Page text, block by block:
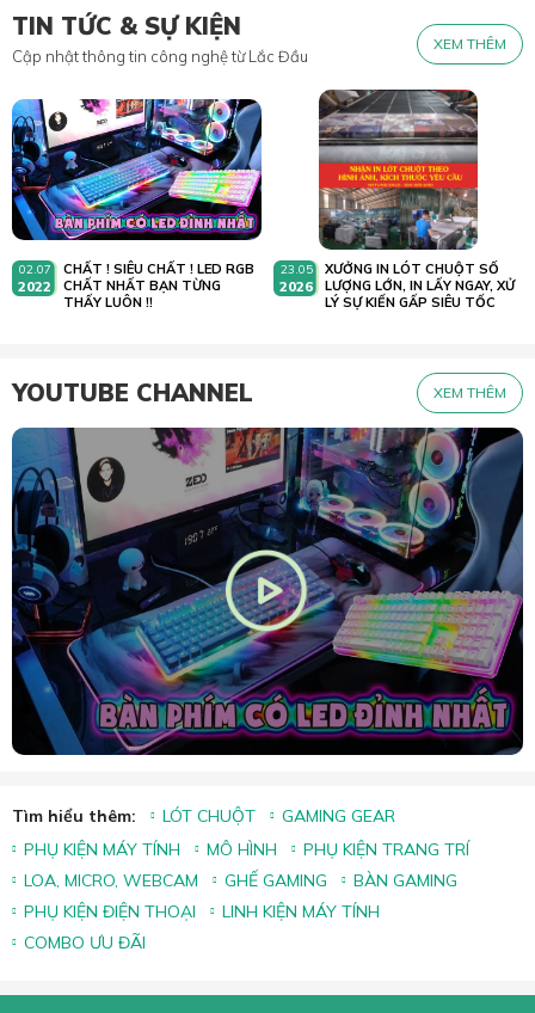
TIN TỨC & SỰ KIỆN
Cập nhật thông tin công nghệ từ Lắc Đầu
XEM THÊM
02.07
2022
CHẤT ! SIÊU CHẤT ! LED RGB
CHẤT NHẤT BẠN TỪNG
THẤY LUÔN !!
23.05
2026
XƯỞNG IN LÓT CHUỘT SỐ
LƯỢNG LỚN, IN LẤY NGAY, XỬ
LÝ SỰ KIẾN GẤP SIÊU TỐC
YOUTUBE CHANNEL XEM THÊM
Tìm hiểu thêm: LÓT CHUỘT
GAMING GEAR
PHỤ KIỆN MÁY TÍNH
MÔ HÌNH
PHỤ KIỆN TRANG TRÍ
LOA, MICRO, WEBCAM
GHẾ GAMING
BÀN GAMING
PHỤ KIỆN ĐIỆN THOẠI
LINH KIỆN MÁY TÍNH
COMBO ƯU ĐÃI